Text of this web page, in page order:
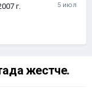
г.
жестче.